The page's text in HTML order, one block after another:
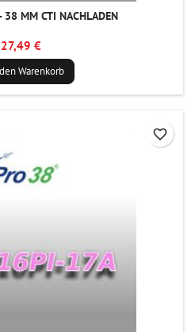
MM CTI NACHLADEN
€
Warenkorb
favorite_border